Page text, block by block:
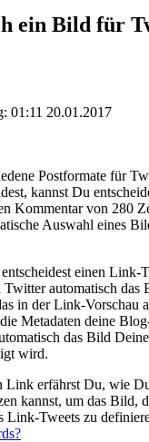
ein Bild für
01:11 20.01.2017
Postformate für
kannst Du
Kommentar von 280
Auswahl eines
einen Link-
automatisch das
in der Link-Vorschau
Metadaten deine
das Bild
wird.
Link erfährst Du, wie
kannst, um das Bild,
Link-Tweets zu